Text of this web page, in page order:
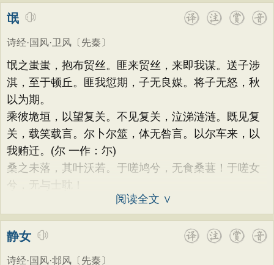
氓
诗经·国风·卫风 〔先秦〕
氓之蚩蚩，抱布贸丝。匪来贸丝，来即我谋。送子涉
淇，至于顿丘。匪我愆期，子无良媒。将子无怒，秋
以为期。
乘彼垝垣，以望复关。不见复关，泣涕涟涟。既见复
关，载笑载言。尔卜尔筮，体无咎言。以尔车来，以
我贿迁。(尔 一作：尓)
桑之未落，其叶沃若。于嗟鸠兮，无食桑葚！于嗟女
兮，无与士耽！
阅读全文 ∨
静女
诗经·国风·邶风 〔先秦〕